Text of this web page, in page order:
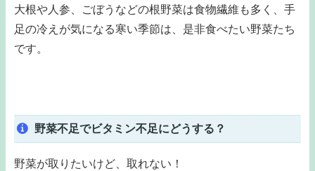
大根や人参、ごぼうなどの根野菜は食物繊維も多く、手
足の冷えが気になる寒い季節は、是非食べたい野菜たち
です。
野菜不足でビタミン不足にどうする？
野菜が取りたいけど、取れない！